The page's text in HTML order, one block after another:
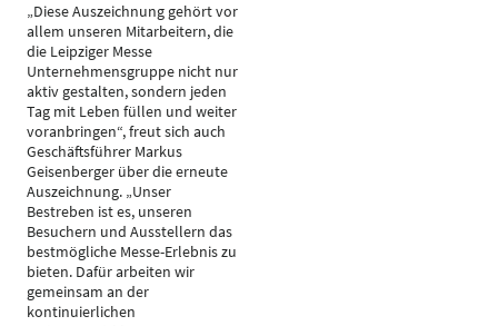
„Diese Auszeichnung gehört vor
allem unseren Mitarbeitern, die
die Leipziger Messe
Unternehmensgruppe nicht nur
aktiv gestalten, sondern jeden
Tag mit Leben füllen und weiter
voranbringen“, freut sich auch
Geschäftsführer Markus
Geisenberger über die erneute
Auszeichnung. „Unser
Bestreben ist es, unseren
Besuchern und Ausstellern das
bestmögliche Messe-Erlebnis zu
bieten. Dafür arbeiten wir
gemeinsam an der
kontinuierlichen